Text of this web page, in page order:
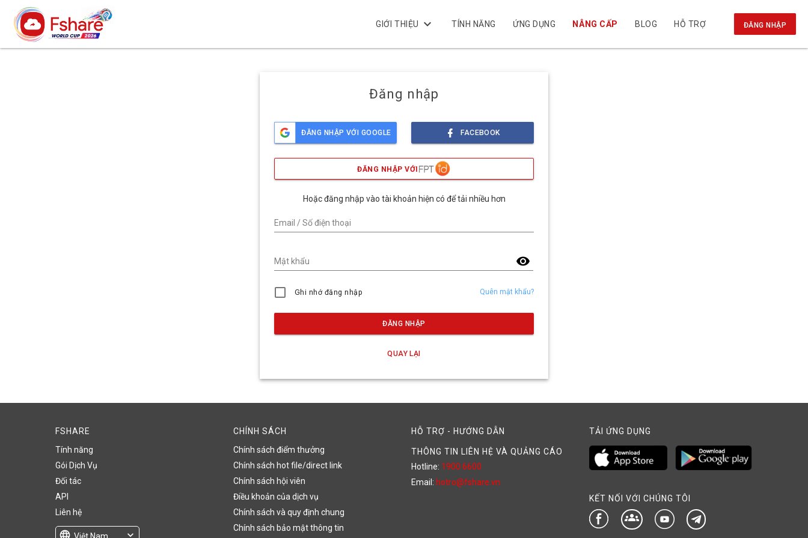
GIỚI THIỆU keyboard_arrow_down TÍNH NĂNG ỨNG DỤNG NÂNG CẤP BLOG HỖ TRỢ ĐĂNG NHẬP
Đăng nhập
ĐĂNG NHẬP VỚI GOOGLE FACEBOOK
ĐĂNG NHẬP VỚI
Hoặc đăng nhập vào tài khoản hiện có để tải nhiều hơn
Email / Số điện thoại
visibility
Mật khẩu
Ghi nhớ đăng nhập Quên mật khẩu?
ĐĂNG NHẬP
QUAY LẠI
FSHARE
Tính năng
Gói Dịch Vụ
Đối tác
API
Liên hệ
language Việt Nam expand_more
CHÍNH SÁCH
Chính sách điểm thưởng
Chính sách hot file/direct link
Chính sách hội viên
Điều khoản của dịch vụ
Chính sách và quy định chung
Chính sách bảo mật thông tin
HỖ TRỢ - HƯỚNG DẪN
THÔNG TIN LIÊN HỆ VÀ QUẢNG CÁO
Hotline: 1900 6600
Email: hotro@fshare.vn
TẢI ỨNG DỤNG
KẾT NỐI VỚI CHÚNG TÔI
groups